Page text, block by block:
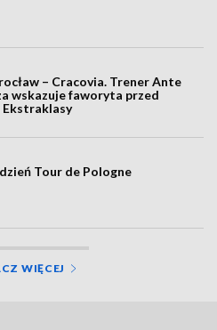
– Cracovia. Trener Ante
wskazuje faworyta przed
Ekstraklasy
Tour de Pologne
WIĘCEJ